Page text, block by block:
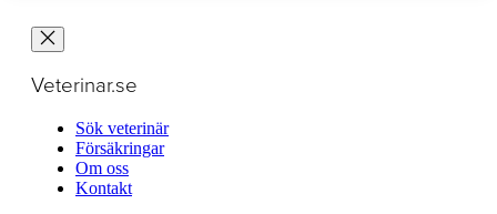
Veterinar.se
Sök veterinär
Försäkringar
Om oss
Kontakt